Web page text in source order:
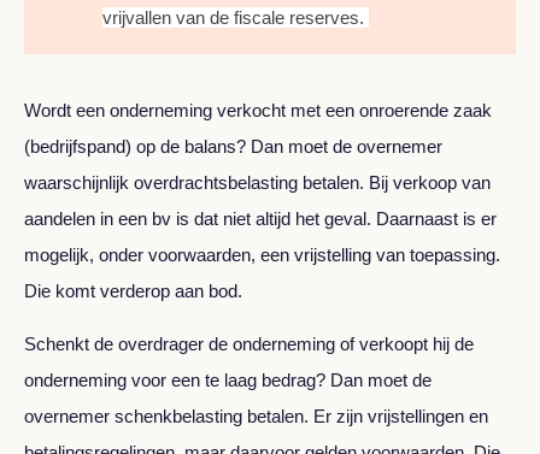
vrijvallen van de fiscale reserves.
Wordt een onderneming verkocht met een onroerende zaak
(bedrijfspand) op de balans? Dan moet de overnemer
waarschijnlijk overdrachtsbelasting betalen. Bij verkoop van
aandelen in een bv is dat niet altijd het geval. Daarnaast is er
mogelijk, onder voorwaarden, een vrijstelling van toepassing.
Die komt verderop aan bod.
Schenkt de overdrager de onderneming of verkoopt hij de
onderneming voor een te laag bedrag? Dan moet de
overnemer schenkbelasting betalen. Er zijn vrijstellingen en